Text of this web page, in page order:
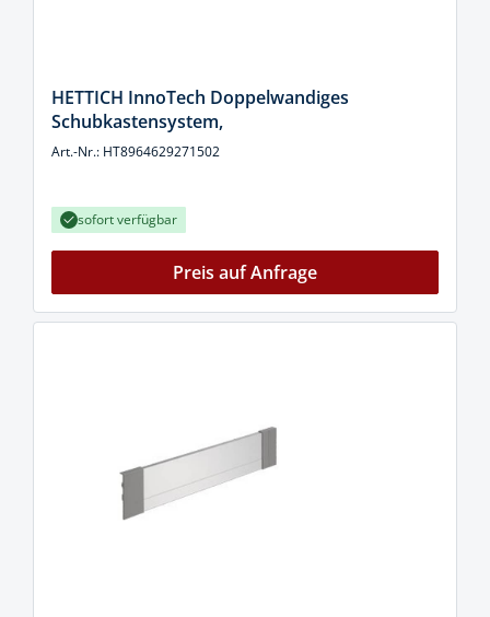
HETTICH InnoTech Doppelwandiges
Schubkastensystem,
Art.-Nr.: HT8964629271502
sofort verfügbar
Preis auf Anfrage